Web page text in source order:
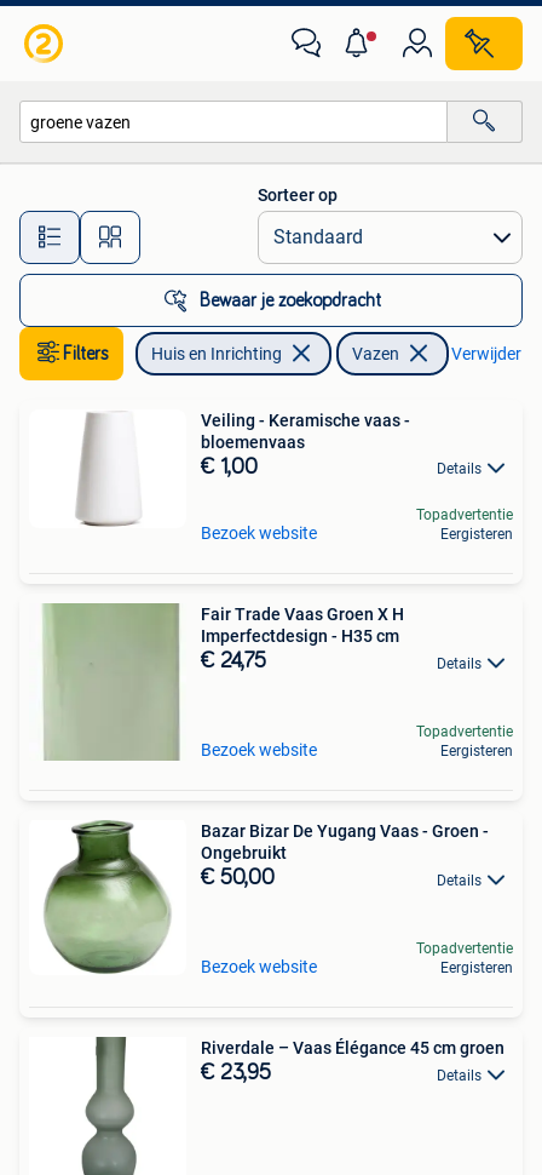
Alle afstanden…
Sorteer op
Bewaar je zoekopdracht
Filters Huis en Inrichting Vazen Verwijder
Veiling - Keramische vaas -
bloemenvaas
€ 1,00 Details
Bezoek website
Topadvertentie
Eergisteren
Fair Trade Vaas Groen X H
Imperfectdesign - H35 cm
€ 24,75 Details
Bezoek website
Topadvertentie
Eergisteren
Bazar Bizar De Yugang Vaas - Groen -
Ongebruikt
€ 50,00 Details
Bezoek website
Topadvertentie
Eergisteren
Riverdale – Vaas Élégance 45 cm groen
€ 23,95 Details